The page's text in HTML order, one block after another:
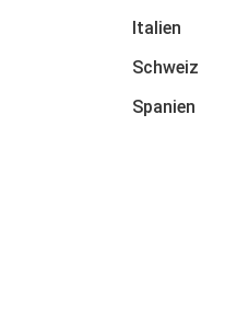
Italien
Schweiz
Spanien